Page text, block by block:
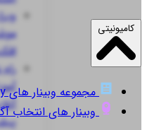
کامیونیتی
مجموعه وبینار های case study دیزاین
وبینار های انتخاب